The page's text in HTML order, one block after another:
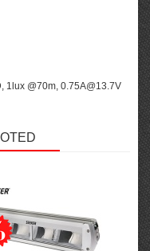
1lux @70m, 0.75A@13.7V